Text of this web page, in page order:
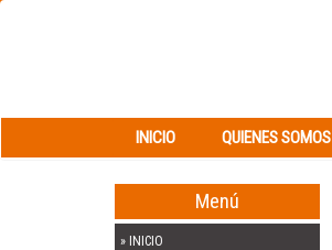
INICIO QUIENES SOMOS
Menú
» INICIO